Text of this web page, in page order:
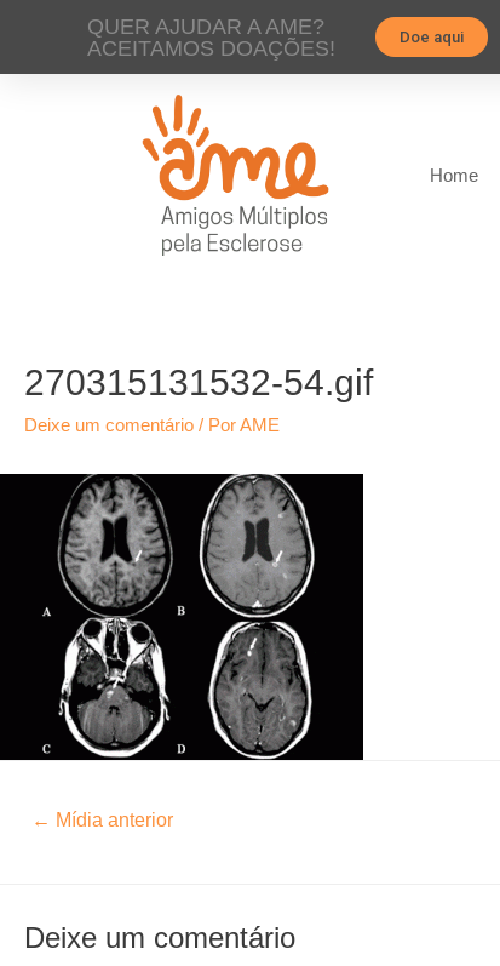
QUER AJUDAR A AME?
ACEITAMOS DOAÇÕES!
Doe aqui
Home
270315131532-54.gif
Deixe um comentário / PorAME
← Mídia anterior
Deixe um comentário